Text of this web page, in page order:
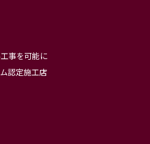
事を可能に
認定施工店